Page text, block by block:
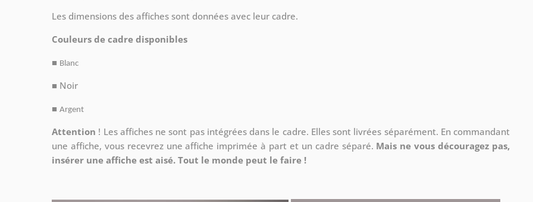
Les dimensions des affiches sont données avec leur cadre.
Couleurs de cadre disponibles
■ Blanc
■ Noir
■ Argent
Attention ! Les affiches ne sont pas intégrées dans le cadre. Elles sont livrées séparément. En commandant
une affiche, vous recevrez une affiche imprimée à part et un cadre séparé. Mais ne vous découragez pas,
insérer une affiche est aisé. Tout le monde peut le faire !